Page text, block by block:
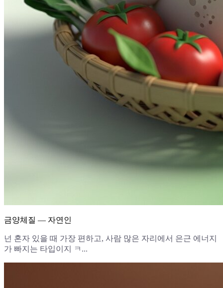
금양체질 — 자연인
넌 혼자 있을 때 가장 편하고, 사람 많은 자리에서 은근 에너지
가 빠지는 타입이지 ㅋ...